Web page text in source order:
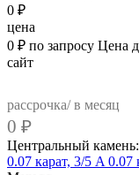
0 ₽
цена
0 ₽ по запросу Цена
сайт
рассрочка/ в месяц
0 ₽
Центральный камень:
0.07 карат, 3/5 A 0.07